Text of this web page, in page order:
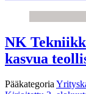
NK
kasvua
Pääkategoria